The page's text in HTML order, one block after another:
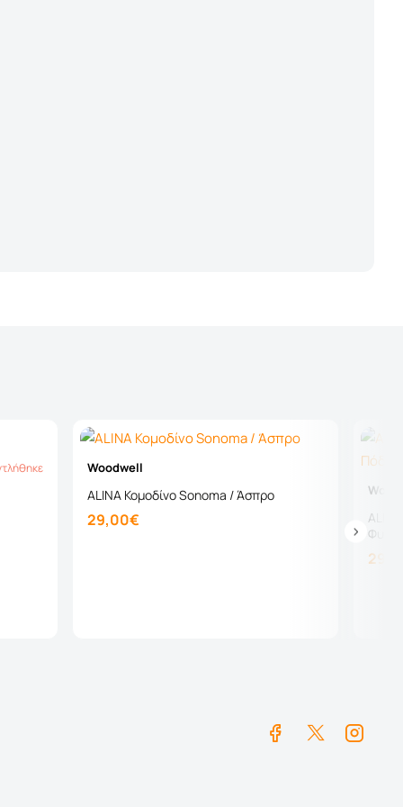
Woodwell
ALINA Κομοδίνο Sonoma / Άσπρο
29,00€